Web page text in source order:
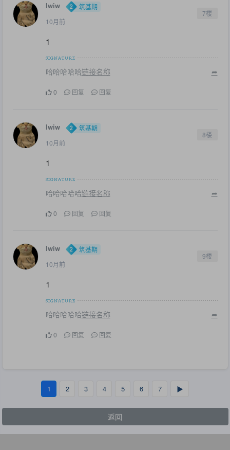
lwiw
筑基期
10月前
7楼
1
哈哈哈哈哈链接名称 ➦
0 回复 回复
lwiw
筑基期
10月前
8楼
1
哈哈哈哈哈链接名称 ➦
0 回复 回复
lwiw
筑基期
10月前
9楼
1
哈哈哈哈哈链接名称 ➦
0 回复 回复
1 2 3 4 5 6 7 ▶
返回